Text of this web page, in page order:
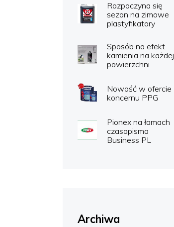
Rozpoczyna się
sezon na zimowe
plastyfikatory
Sposób na efekt
kamienia na każdej
powierzchni
Nowość w ofercie
koncernu PPG
Pionex na łamach
czasopisma
Business PL
Archiwa